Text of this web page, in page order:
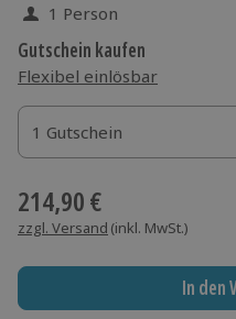
1 Person
Gutschein kaufen
Flexibel einlösbar
1 Gutschein
1 Gutschein
1 Gutschein
214,90 €
zzgl. Versand (inkl. MwSt.)
In den